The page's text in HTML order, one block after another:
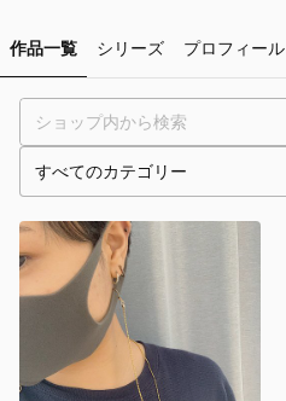
作品一覧 シリーズ プロフィール